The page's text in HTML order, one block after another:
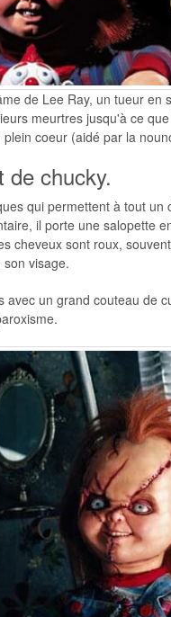
de Lee Ray, un tueur
meurtres jusqu'à ce
coeur (aidé par la
de chucky.
qui permettent à tout
il porte une salopette
cheveux sont roux,
visage.
avec un grand couteau de